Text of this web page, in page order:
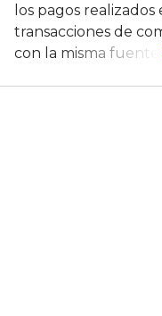
los pagos
transacciones de
con la misma fuente.